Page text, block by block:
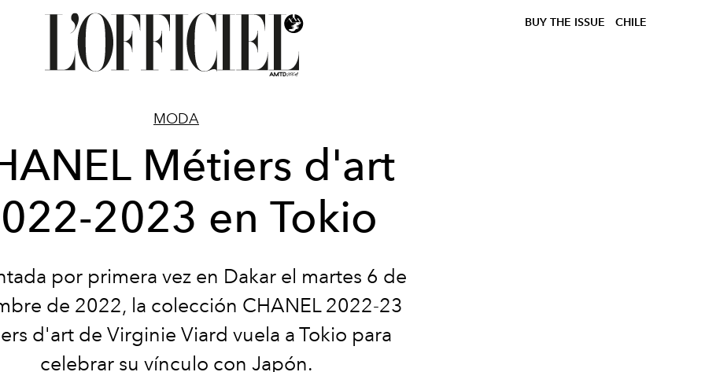
BUY THE ISSUE CHILE
MODA
Métiers d'art
2023 en Tokio
por primera vez en Dakar el martes 6 de
de 2022, la colección CHANEL 2022-23
d'art de Virginie Viard vuela a Tokio para
celebrar su vínculo con Japón.